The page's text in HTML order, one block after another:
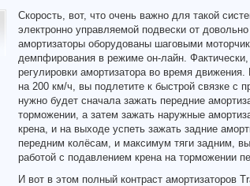
Скорость, вот, что очень важно для такой
электронно управляемой подвески от
амортизаторы оборудованы шаговыми
демпфирования в режиме он-лайн.
регулировки амортизатора во время
на 200 км/ч, вы подлетите к быстрой связке
нужно будет сначала зажать передние
торможении, а затем зажать наружные
крена, и на выходе успеть зажать задние
передним колёсам, и максимум тяги задним,
работой с подавлением крена на торможении
И вот в этом полный контраст амортизаторов